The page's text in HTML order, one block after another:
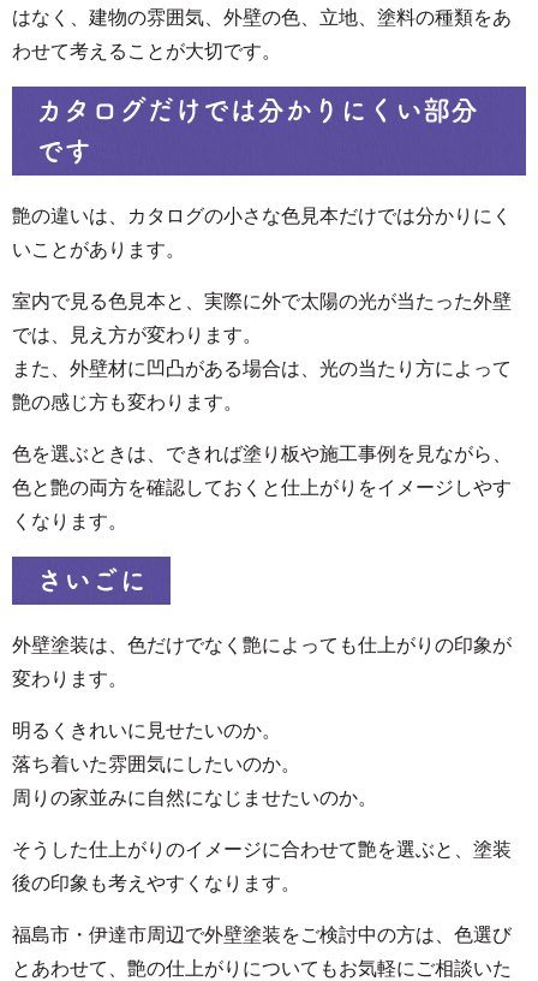
はなく、建物の雰囲気、外壁の色、立地、塗料の種類をあ
わせて考えることが大切です。
カタログだけでは分かりにくい部分
です
艶の違いは、カタログの小さな色見本だけでは分かりにく
いことがあります。
室内で見る色見本と、実際に外で太陽の光が当たった外壁
では、見え方が変わります。
また、外壁材に凹凸がある場合は、光の当たり方によって
艶の感じ方も変わります。
色を選ぶときは、できれば塗り板や施工事例を見ながら、
色と艶の両方を確認しておくと仕上がりをイメージしやす
くなります。
さいごに
外壁塗装は、色だけでなく艶によっても仕上がりの印象が
変わります。
明るくきれいに見せたいのか。
落ち着いた雰囲気にしたいのか。
周りの家並みに自然になじませたいのか。
そうした仕上がりのイメージに合わせて艶を選ぶと、塗装
後の印象も考えやすくなります。
福島市・伊達市周辺で外壁塗装をご検討中の方は、色選び
とあわせて、艶の仕上がりについてもお気軽にご相談いた